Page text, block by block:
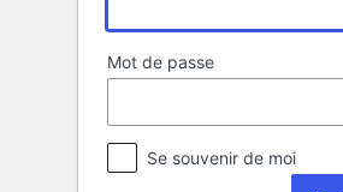
Mot de passe
Se souvenir de moi